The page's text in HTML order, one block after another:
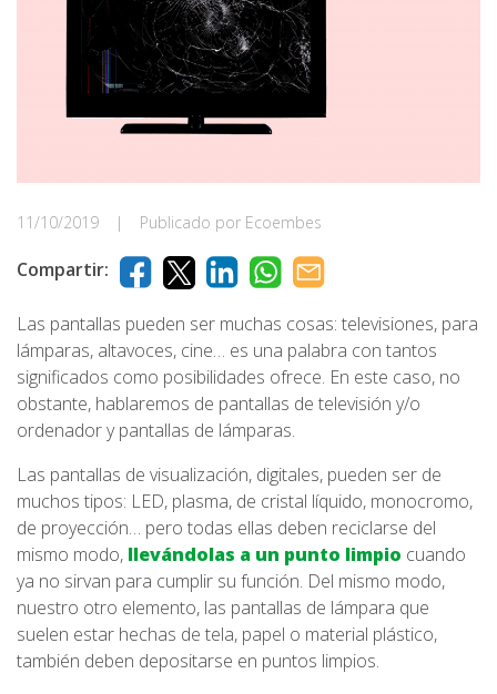
11/10/2019 | Publicado por Ecoembes
Compartir:
Las pantallas pueden ser muchas cosas: televisiones, para
lámparas, altavoces, cine… es una palabra con tantos
significados como posibilidades ofrece. En este caso, no
obstante, hablaremos de pantallas de televisión y/o
ordenador y pantallas de lámparas.
Las pantallas de visualización, digitales, pueden ser de
muchos tipos: LED, plasma, de cristal líquido, monocromo,
de proyección… pero todas ellas deben reciclarse del
mismo modo, llevándolas a un punto limpio cuando
ya no sirvan para cumplir su función. Del mismo modo,
nuestro otro elemento, las pantallas de lámpara que
suelen estar hechas de tela, papel o material plástico,
también deben depositarse en puntos limpios.